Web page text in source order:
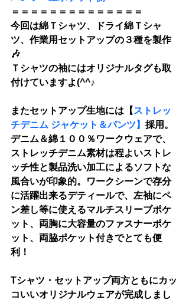
＝＝＝＝＝＝＝＝＝＝＝＝＝＝
今回は綿Ｔシャツ、ドライ綿Ｔシャ
ツ、作業用セットアップの３種を製作
🎶
Ｔシャツの袖にはオリジナルタグも取
付けていますよ(^^♪
またセットアップ生地には【 ストレッ
チデニム ジャケット＆パンツ】 採用。
デニム＆綿１００％ワークウェアで、
ストレッチデニム素材は程よいストレ
ッチ性と製品洗い加工によるソフトな
風合いが印象的。ワークシーンで存分
に活躍出来るデティールで、左袖にペ
ン差し等に使えるマルチスリーブポケ
ット、両胸に大容量のファスナーポケ
ット、両脇ポケット付きでとても便
利！
Tシャツ・セットアップ両方ともにカッ
コいいオリジナルウェアが完成しまし